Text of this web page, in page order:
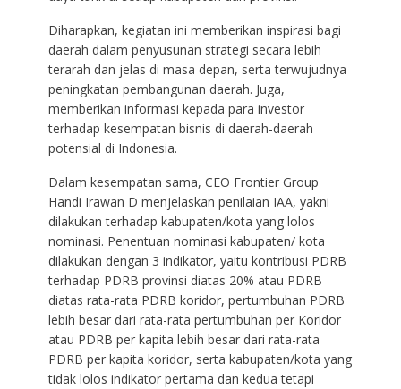
Diharapkan, kegiatan ini memberikan inspirasi bagi
daerah dalam penyusunan strategi secara lebih
terarah dan jelas di masa depan, serta terwujudnya
peningkatan pembangunan daerah. Juga,
memberikan informasi kepada para investor
terhadap kesempatan bisnis di daerah-daerah
potensial di Indonesia.
Dalam kesempatan sama, CEO Frontier Group
Handi Irawan D menjelaskan penilaian IAA, yakni
dilakukan terhadap kabupaten/kota yang lolos
nominasi. Penentuan nominasi kabupaten/ kota
dilakukan dengan 3 indikator, yaitu kontribusi PDRB
terhadap PDRB provinsi diatas 20% atau PDRB
diatas rata-rata PDRB koridor, pertumbuhan PDRB
lebih besar dari rata-rata pertumbuhan per Koridor
atau PDRB per kapita lebih besar dari rata-rata
PDRB per kapita koridor, serta kabupaten/kota yang
tidak lolos indikator pertama dan kedua tetapi